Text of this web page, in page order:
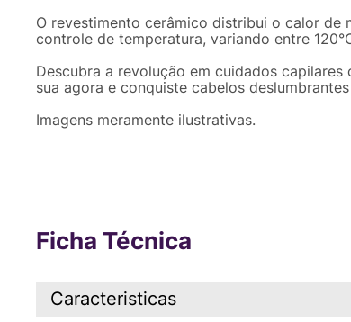
O revestimento cerâmico distribui o calor de
controle de temperatura, variando entre
Descubra a revolução em cuidados capilares
sua agora e conquiste cabelos
Imagens meramente ilustrativas.
Ficha Técnica
Caracteristicas